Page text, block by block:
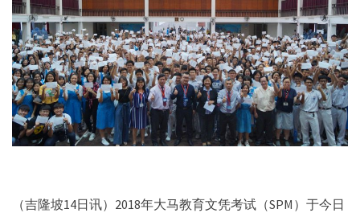
（吉隆坡14日讯）2018年大马教育文凭考试（SPM）于今日